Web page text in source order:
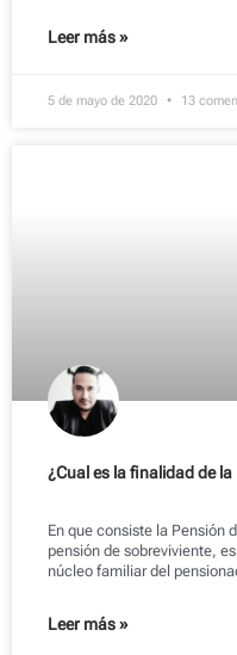
Leer más »
5 de mayo de 2020 13
¿Cual es la finalidad de
En que consiste la Pensión
pensión de sobreviviente,
núcleo familiar del
Leer más »